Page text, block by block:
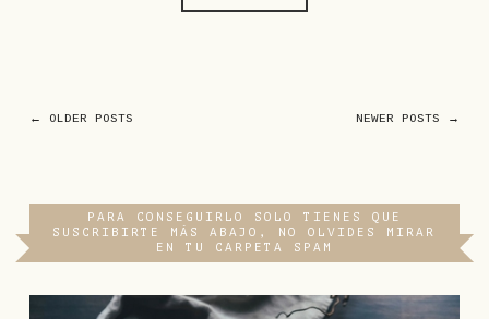
← OLDER POSTS NEWER POSTS →
PARA CONSEGUIRLO SOLO TIENES QUE
SUSCRIBIRTE MÁS ABAJO, NO OLVIDES MIRAR
EN TU CARPETA SPAM